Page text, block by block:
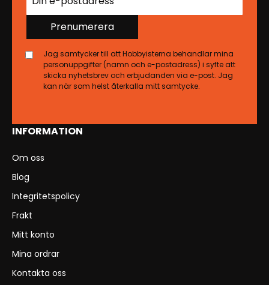
INFORMATION
Om oss
Blog
Integritetspolicy
Frakt
Mitt konto
Mina ordrar
Kontakta oss
Prenumerera
Jag samtycker till att Hobbyisterna behandlar mina
personuppgifter (namn och e-postadress) i syfte att
skicka nyhetsbrev och erbjudanden via e-post. Jag
kan när som helst återkalla mitt samtycke.